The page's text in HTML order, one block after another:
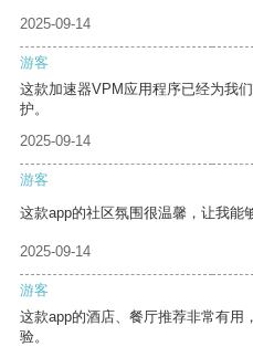
2025-09-14
游客
这款加速器VPM应用程序已经为我
护。
2025-09-14
游客
这款app的社区氛围很温馨，让我能
2025-09-14
游客
这款app的酒店、餐厅推荐非常有用
验。